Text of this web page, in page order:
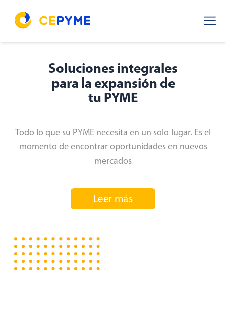
Soluciones integrales
para la expansión de
tu PYME
Todo lo que su PYME necesita en un solo lugar. Es el
momento de encontrar oportunidades en nuevos
mercados
Leer más